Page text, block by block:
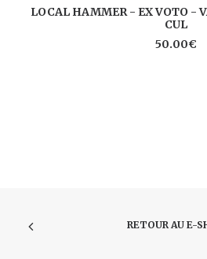
AJOUTER AU
LOCAL HAMMER - EX VOTO -
CUL
50.00€
RETOUR AU E-